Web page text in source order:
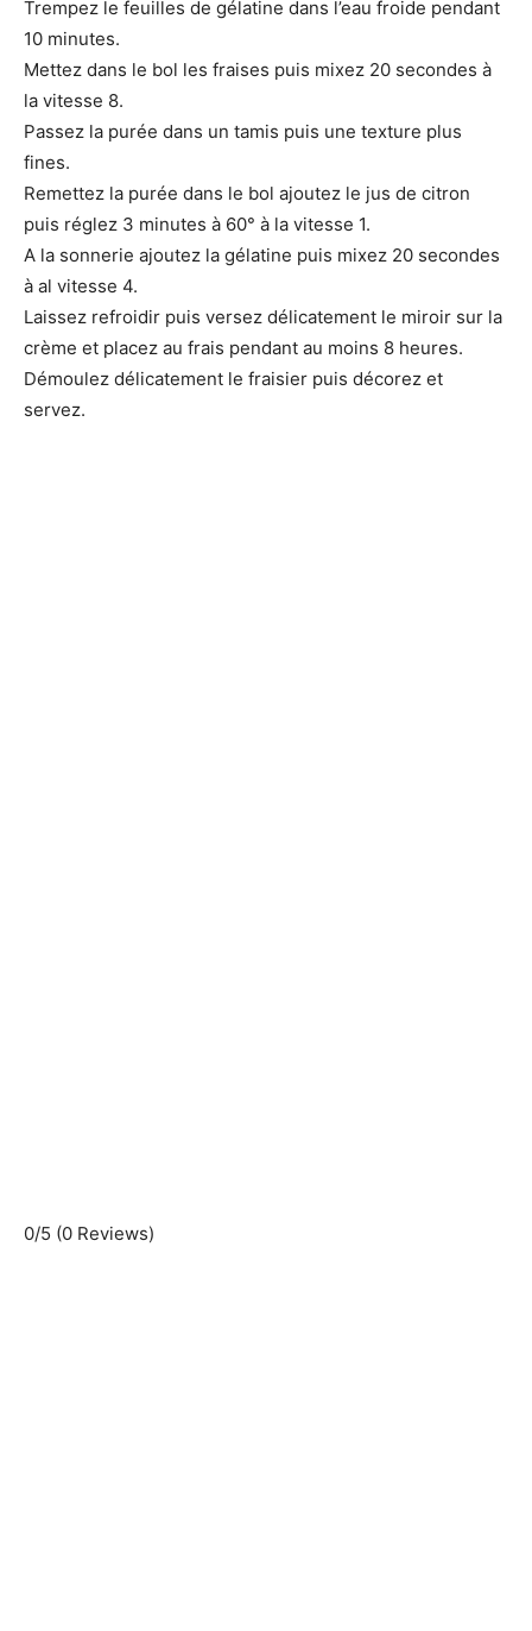
Trempez le feuilles de gélatine dans l’eau froide pendant
10 minutes.
Mettez dans le bol les fraises puis mixez 20 secondes à
la vitesse 8.
Passez la purée dans un tamis puis une texture plus
fines.
Remettez la purée dans le bol ajoutez le jus de citron
puis réglez 3 minutes à 60° à la vitesse 1.
A la sonnerie ajoutez la gélatine puis mixez 20 secondes
à al vitesse 4.
Laissez refroidir puis versez délicatement le miroir sur la
crème et placez au frais pendant au moins 8 heures.
Démoulez délicatement le fraisier puis décorez et
servez.
0/5 (0 Reviews)